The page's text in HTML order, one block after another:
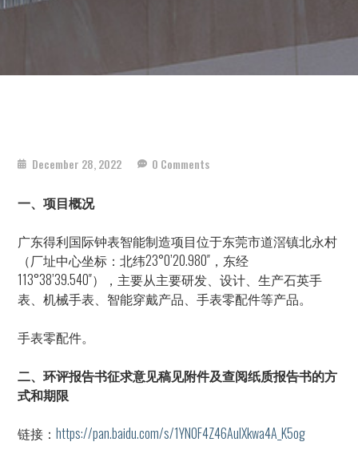
December 28, 2022 0 Comments
一、项目概况
广东得利国际钟表智能制造项目位于东莞市道滘镇北永村
（厂址中心坐标：北纬23°0’20.980″，东经
113°38’39.540″），主要从主要研发、设计、生产石英手
表、机械手表、智能穿戴产品、手表零配件等产品。
手表零配件。
二、环评报告书征求意见稿见附件及查阅纸质报告书的方
式和期限
链接：https://pan.baidu.com/s/1YN0F4Z46AuIXkwa4A_K5og